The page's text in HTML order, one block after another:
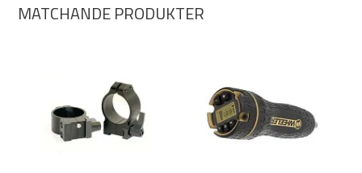
MATCHANDE PRODUKTER